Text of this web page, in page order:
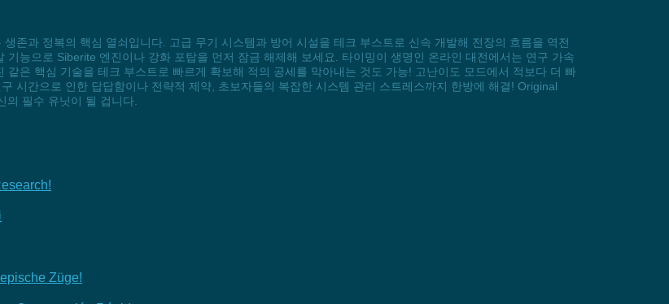
존과 정복의 핵심 열쇠입니다. 고급 무기 시스템과 방어 시설을 테크 부스트로 신속 개발해 전장의 흐름을 역전
능으로 Siberite 엔진이나 강화 포탑을 먼저 잠금 해제해 보세요. 타이밍이 생명인 온라인 대전에서는 연구 가속
은 핵심 기술을 테크 부스트로 빠르게 확보해 적의 공세를 막아내는 것도 가능! 고난이도 모드에서 적보다 더 빠
시간으로 인한 답답함이나 전략적 제약, 초보자들의 복잡한 시스템 관리 스트레스까지 한방에 해결! Original
의 필수 유닛이 될 겁니다.
Züge!